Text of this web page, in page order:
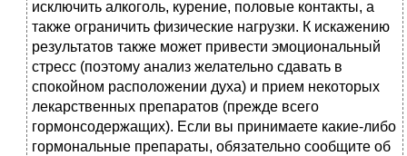
исключить алкоголь, курение, половые контакты, а
также ограничить физические нагрузки. К искажению
результатов также может привести эмоциональный
стресс (поэтому анализ желательно сдавать в
спокойном расположении духа) и прием некоторых
лекарственных препаратов (прежде всего
гормонсодержащих). Если вы принимаете какие-либо
гормональные препараты, обязательно сообщите об